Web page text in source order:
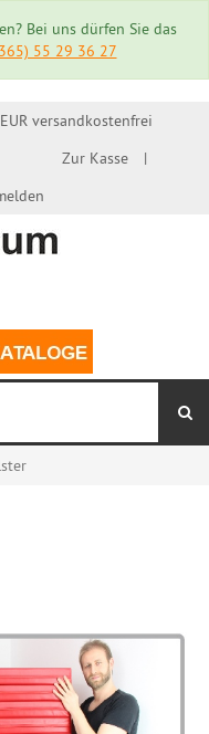
Bei uns dürfen Sie das
55 29 36 27
versandkostenfrei
Zur Kasse